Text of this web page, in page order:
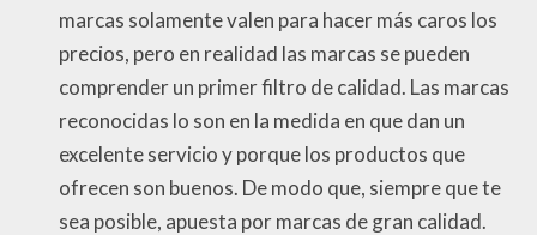
marcas solamente valen para hacer más caros los
precios, pero en realidad las marcas se pueden
comprender un primer filtro de calidad. Las marcas
reconocidas lo son en la medida en que dan un
excelente servicio y porque los productos que
ofrecen son buenos. De modo que, siempre que te
sea posible, apuesta por marcas de gran calidad.